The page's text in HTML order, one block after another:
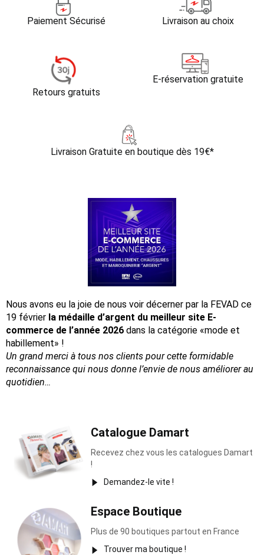
Paiement Sécurisé Livraison au choix
Retours gratuits
E-réservation gratuite
Livraison Gratuite en boutique dès 19€*
Nous avons eu la joie de nous voir décerner par la FEVAD ce
19 février la médaille d’argent du meilleur site E-
commerce de l’année 2026 dans la catégorie «mode et
habillement» !
Un grand merci à tous nos clients pour cette formidable
reconnaissance qui nous donne l’envie de nous améliorer au
quotidien…
Catalogue Damart
Recevez chez vous les catalogues Damart
!
Demandez-le vite !
Espace Boutique
Plus de 90 boutiques partout en France
Trouver ma boutique !